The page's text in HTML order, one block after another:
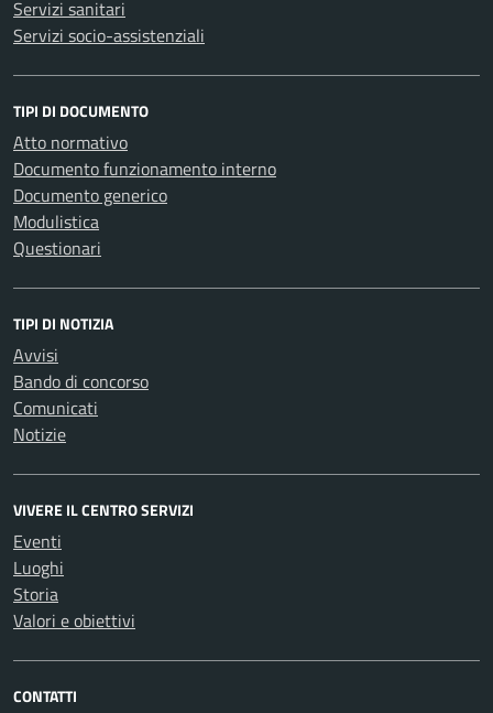
Servizi sanitari
Servizi socio-assistenziali
TIPI DI DOCUMENTO
Atto normativo
Documento funzionamento interno
Documento generico
Modulistica
Questionari
TIPI DI NOTIZIA
Avvisi
Bando di concorso
Comunicati
Notizie
VIVERE IL CENTRO SERVIZI
Eventi
Luoghi
Storia
Valori e obiettivi
CONTATTI